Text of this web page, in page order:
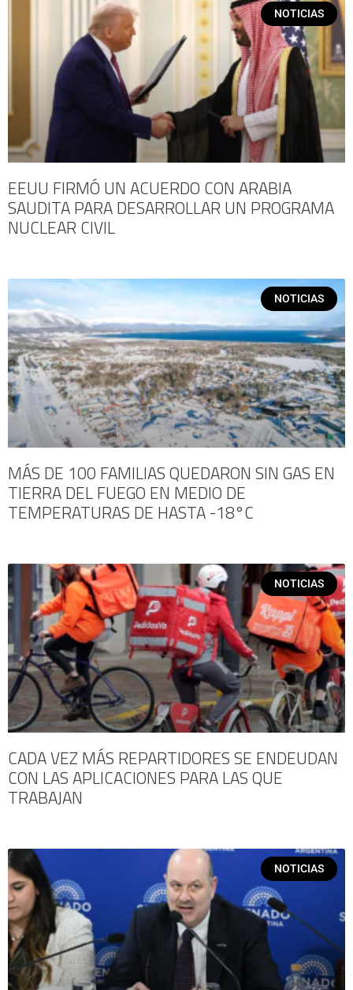
NOTICIAS
EEUU FIRMÓ UN ACUERDO CON ARABIA
SAUDITA PARA DESARROLLAR UN PROGRAMA
NUCLEAR CIVIL
NOTICIAS
MÁS DE 100 FAMILIAS QUEDARON SIN GAS EN
TIERRA DEL FUEGO EN MEDIO DE
TEMPERATURAS DE HASTA -18°C
NOTICIAS
CADA VEZ MÁS REPARTIDORES SE ENDEUDAN
CON LAS APLICACIONES PARA LAS QUE
TRABAJAN
NOTICIAS